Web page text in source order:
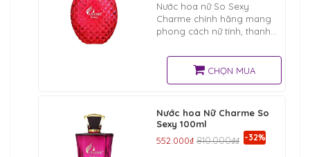
Nước hoa nữ So Sexy
Charme chính hãng mang
phong cách nữ tính, thanh
nhiều cô gái yêu thích sử
dụng khi hẹn hò cùng người
yêu.
CHỌN MUA
Nước hoa Nữ Charme So
Sexy 100ml
552.000₫ 810.000₫₫ -32%